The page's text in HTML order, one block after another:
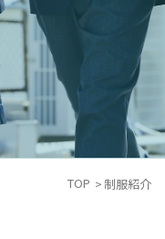
TOP 制服紹介